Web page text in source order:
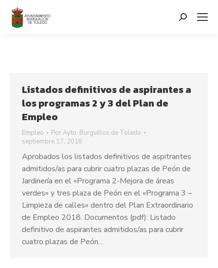
contenido
Search:
Listados definitivos de aspirantes a
los programas 2 y 3 del Plan de
Empleo
Empleo PorAyto. Burguillos de Toledo
septiembre 17, 2018
Aprobados los listados definitivos de aspitrantes
admitidos/as para cubrir cuatro plazas de Peón de
Jardinería en el «Programa 2-Mejora de áreas
verdes» y tres plaza de Peón en el «Programa 3 –
Limpieza de calles» dentro del Plan Extraordinario
de Empleo 2018. Documentos (pdf): Listado
definitivo de aspirantes admitidos/as para cubrir
cuatro plazas de Peón…